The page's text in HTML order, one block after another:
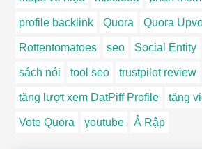
profile backlink Quora Quora
Rottentomatoes seo Social Entity
sách nói tool seo trustpilot review
tăng lượt xem DatPiff Profile tăng
Vote Quora youtube Ả Rập